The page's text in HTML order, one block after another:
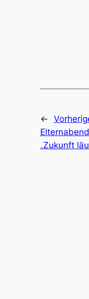
←
Elternabend
„Zukunft